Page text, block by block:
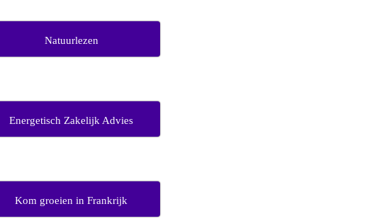
Natuurlezen
Energetisch Zakelijk Advies
Kom groeien in Frankrijk